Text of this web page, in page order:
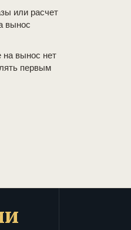
или расчет
вынос
на вынос нет
первым